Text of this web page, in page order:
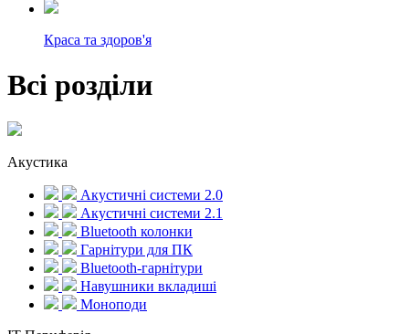
Краса та здоров'я
Всі розділи
Акустика
Акустичні системи 2.0
Акустичні системи 2.1
Bluetooth колонки
Гарнітури для ПК
Bluetooth-гарнітури
Навушники вкладиші
Моноподи